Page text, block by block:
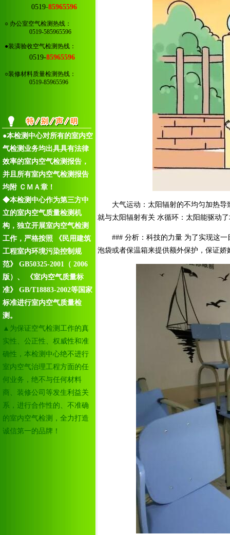
0519-85965596
○ 办公室空气检测热线：
0519-585965596
●装潢验收空气检测热线：
0519-85965596
○装修材料质量检测热线：
0519-85965596
●本检测中心对所有的室内空
气检测业务均出具具有法律
效率的室内空气检测报告，
并且所有室内空气检测报告
均附 ＣＭＡ章！
◆本检测中心作为第三方中
立的室内空气质量检测机
构，独立开展室内空气检测
工作，严格按照 《民用建筑
工程室内环境污染控制规
范》 GB50325-2001（ 2006
版）、 《室内空气质量标
准》 GB/T18883-2002等国家
标准进行室内空气质量检
测。
▲为保证空气检测工作的真
实性、公正性、权威性和准
确性，本检测中心绝不进行
室内空气治理工程方面的任
何业务，绝不与任何材料
商、装修公司等发生利益关
系，进行合作性的、不准确
的室内空气检测，全力打造
诚信第一的品牌！
大气运动：太阳辐射的不均匀加热
就与太阳辐射有关 水循环：太阳能驱动
### 分析：科技的力量 为了实现这
泡袋或者保温箱来提供额外保护，保证娇